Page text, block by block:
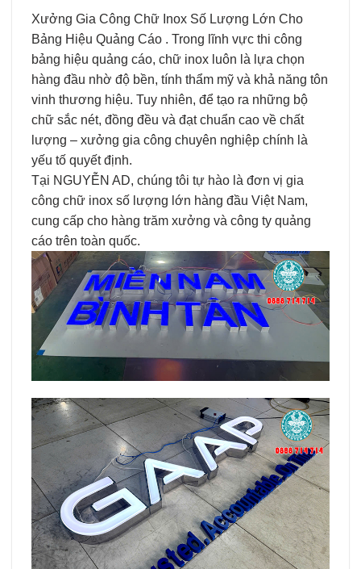
Xưởng Gia Công Chữ Inox Số Lượng Lớn Cho
Bảng Hiệu Quảng Cáo . Trong lĩnh vực thi công
bảng hiệu quảng cáo, chữ inox luôn là lựa chọn
hàng đầu nhờ độ bền, tính thẩm mỹ và khả năng tôn
vinh thương hiệu. Tuy nhiên, để tạo ra những bộ
chữ sắc nét, đồng đều và đạt chuẩn cao về chất
lượng – xưởng gia công chuyên nghiệp chính là
yếu tố quyết định.
Tại NGUYỄN AD, chúng tôi tự hào là đơn vị gia
công chữ inox số lượng lớn hàng đầu Việt Nam,
cung cấp cho hàng trăm xưởng và công ty quảng
cáo trên toàn quốc.